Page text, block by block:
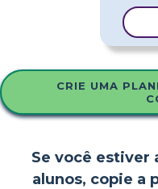
CRIE UMA
Se você estiver
alunos, copie a